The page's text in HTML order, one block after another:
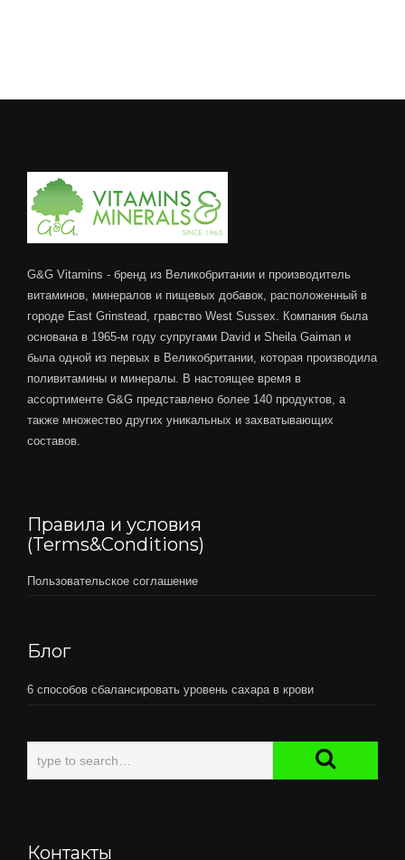
G&G Vitamins - бренд из Великобритании и производитель
витаминов, минералов и пищевых добавок, расположенный в
городе East Grinstead, гравство West Sussex. Компания была
основана в 1965-м году супругами David и Sheila Gaiman и
была одной из первых в Великобритании, которая производила
поливитамины и минералы. В настоящее время в
ассортименте G&G представлено более 140 продуктов, а
также множество других уникальных и захватывающих
составов.
Правила и условия
(Terms&Conditions)
Пользовательское соглашение
Блог
6 способов сбалансировать уровень сахара в крови
Контакты